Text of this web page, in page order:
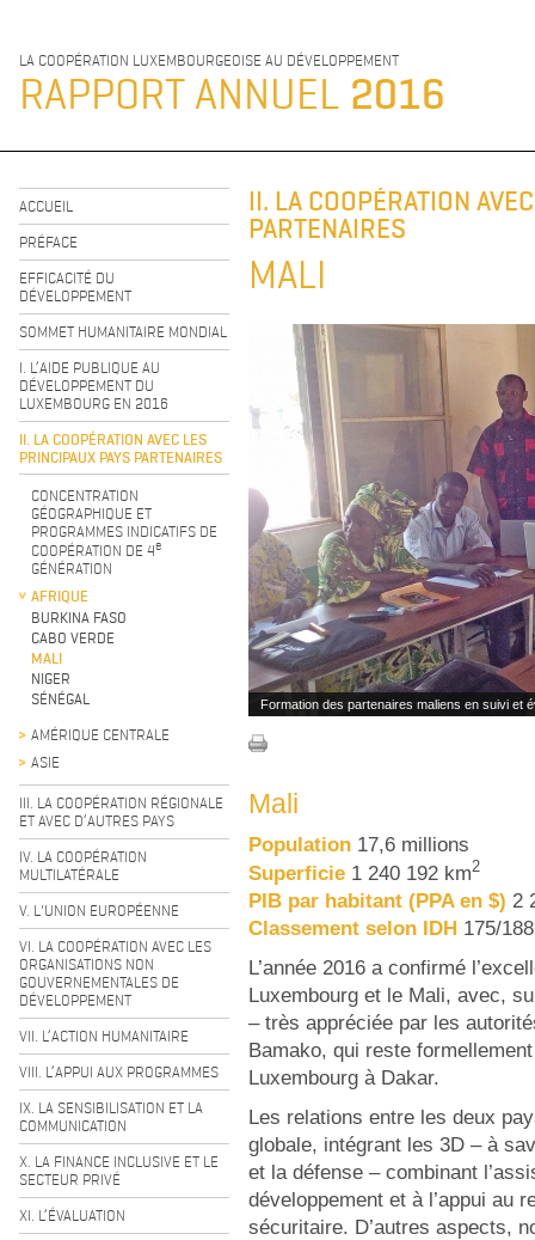
LA COOPÉRATION LUXEMBOURGEOISE AU DÉVELOPPEMENT
RAPPORT ANNUEL 2016
ACCUEIL
PRÉFACE
EFFICACITÉ DU
DÉVELOPPEMENT
SOMMET HUMANITAIRE MONDIAL
I. L’AIDE PUBLIQUE AU
DÉVELOPPEMENT DU
LUXEMBOURG EN 2016
II. LA COOPÉRATION AVEC LES
PRINCIPAUX PAYS PARTENAIRES
CONCENTRATION
GÉOGRAPHIQUE ET
PROGRAMMES INDICATIFS DE
COOPÉRATION DE 4e
GÉNÉRATION
AFRIQUE
BURKINA FASO
CABO VERDE
MALI
NIGER
SÉNÉGAL
AMÉRIQUE CENTRALE
ASIE
III. LA COOPÉRATION RÉGIONALE
ET AVEC D’AUTRES PAYS
IV. LA COOPÉRATION
MULTILATÉRALE
V. L'UNION EUROPÉENNE
VI. LA COOPÉRATION AVEC LES
ORGANISATIONS NON
GOUVERNEMENTALES DE
DÉVELOPPEMENT
VII. L’ACTION HUMANITAIRE
VIII. L’APPUI AUX PROGRAMMES
IX. LA SENSIBILISATION ET LA
COMMUNICATION
X. LA FINANCE INCLUSIVE ET LE
SECTEUR PRIVÉ
XI. L’ÉVALUATION
II. LA COOPÉRATION
PARTENAIRES
MALI
Formation des partenaires maliens en suivi et
Mali
Population 17,6 millions
Superficie 1 240 192 km2
PIB par habitant (PPA en $) 2
Classement selon IDH 175/188
L’année 2016 a confirmé
Luxembourg et le Mali, avec,
– très appréciée par les
Bamako, qui reste
Luxembourg à Dakar.
Les relations entre les deux
globale, intégrant les 3D – à
et la défense – combinant
développement et à l’appui au
sécuritaire. D’autres aspects,